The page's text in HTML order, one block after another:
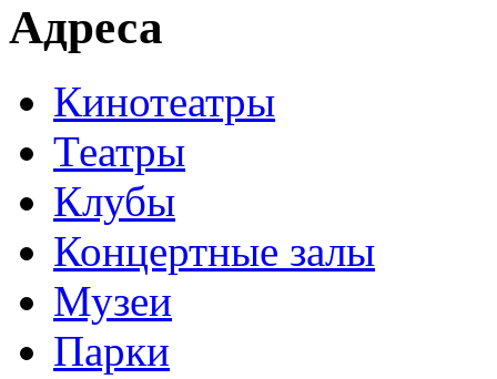
Адреса
Кинотеатры
Театры
Клубы
Концертные залы
Музеи
Парки